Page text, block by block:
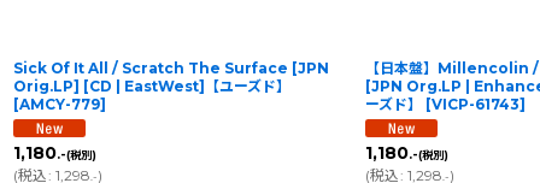
Sick Of It All / Scratch The Surface [JPN
Orig.LP] [CD | EastWest]【ユーズド】
[AMCY-779]
1,180.-(税別)
(税込: 1,298 .-)
【日本盤】
[JPN Org.LP |
ーズド】
[VICP-61743]
1,180.-(税別)
(税込: 1,298 .-)